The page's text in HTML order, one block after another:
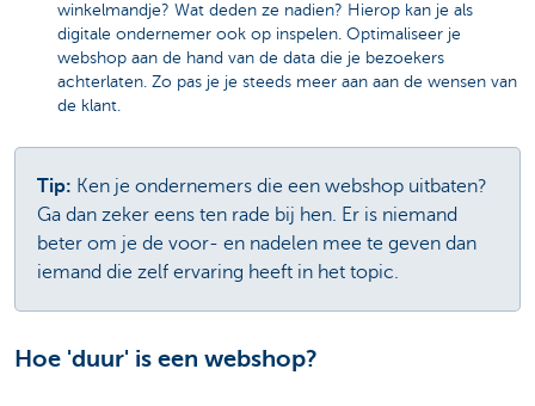
winkelmandje? Wat deden ze nadien? Hierop kan je als
digitale ondernemer ook op inspelen. Optimaliseer je
webshop aan de hand van de data die je bezoekers
achterlaten. Zo pas je je steeds meer aan aan de wensen van
de klant.
Tip: Ken je ondernemers die een webshop uitbaten?
Ga dan zeker eens ten rade bij hen. Er is niemand
beter om je de voor- en nadelen mee te geven dan
iemand die zelf ervaring heeft in het topic.
Hoe 'duur' is een webshop?